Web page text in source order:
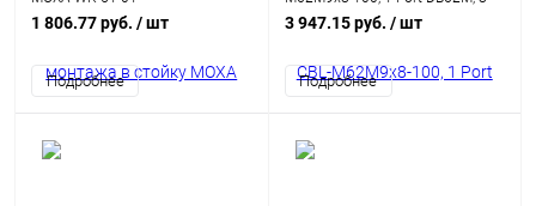
1 806.77 руб. / шт
Подробнее
портов DB9M
3 947.15 руб. / шт
Подробнее